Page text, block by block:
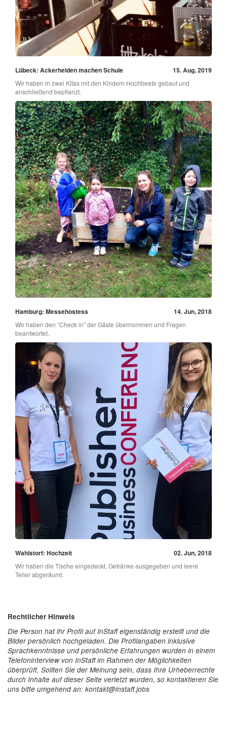
Lübeck: Ackerhelden machen Schule 15. Aug, 2019
Wir haben in zwei Kitas mit den Kindern Hochbeete gebaut und
anschließend bepflanzt.
Hamburg: Messehostess 14. Jun, 2018
Wir haben den “Check in” der Gäste übernommen und Fragen
beantwortet.
Wahlstorf: Hochzeit 02. Jun, 2018
Wir haben die Tische eingedeckt, Getränke ausgegeben und leere
Teller abgeräumt.
Rechtlicher Hinweis
Die Person hat ihr Profil auf InStaff eigenständig erstellt und die
Bilder persönlich hochgeladen. Die Profilangaben inklusive
Sprachkenntnisse und persönliche Erfahrungen wurden in einem
Telefoninterview von InStaff im Rahmen der Möglichkeiten
überprüft. Sollten Sie der Meinung sein, dass Ihre Urheberrechte
durch Inhalte auf dieser Seite verletzt wurden, so kontaktieren Sie
uns bitte umgehend an: kontakt@instaff.jobs